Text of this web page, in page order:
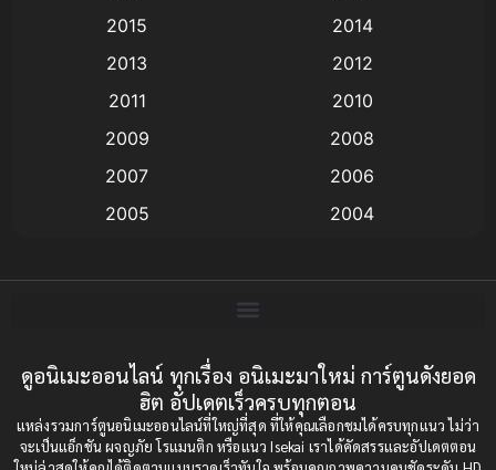
Animation แอนิเมชัน
(9)
Big tits (นมใหญ่)
Bitch (ผู้หญิงร่าน)
Bondage (ทาส)(1)
boys love(1)
2015
2014
2013
2012
2011
2010
2009
2008
2007
2006
2005
2004
2001
2000
1997
1996
1993
1992
1991
1990
ดูอนิเมะออนไลน์ ทุกเรื่อง อนิเมะมาใหม่ การ์ตูนดังยอด
ฮิต อัปเดตเร็วครบทุกตอน
แหล่งรวมการ์ตูนอนิเมะออนไลน์ที่ใหญ่ที่สุด ที่ให้คุณเลือกชมได้ครบทุกแนว ไม่ว่า
จะเป็นแอ็กชัน ผจญภัย โรแมนติก หรือแนว Isekai เราได้คัดสรรและอัปเดตตอน